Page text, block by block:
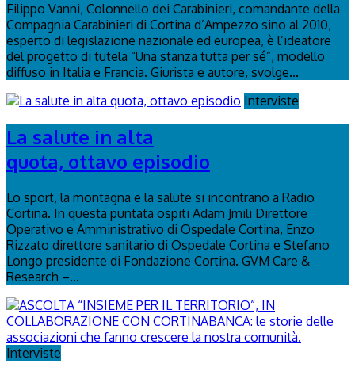
Filippo Vanni, Colonnello dei Carabinieri, comandante della
Compagnia Carabinieri di Cortina d’Ampezzo sino al 2010,
esperto di legislazione nazionale ed europea, è l’ideatore
del progetto di tutela “Una stanza tutta per sé”, modello
diffuso in Italia e Francia. Giurista e autore, svolge...
Interviste
La salute in alta
quota, ottavo episodio
Lo sport, la montagna e la salute si incontrano a Radio
Cortina. In questa puntata ospiti Adam Jmili Direttore
Operativo e Amministrativo di Ospedale Cortina, Enzo
Rizzato direttore sanitario di Ospedale Cortina e Stefano
Longo presidente di Fondazione Cortina. GVM Care &
Research –...
Interviste